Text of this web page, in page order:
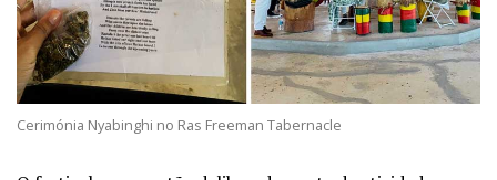
Cerimónia Nyabinghi no Ras Freeman Tabernacle